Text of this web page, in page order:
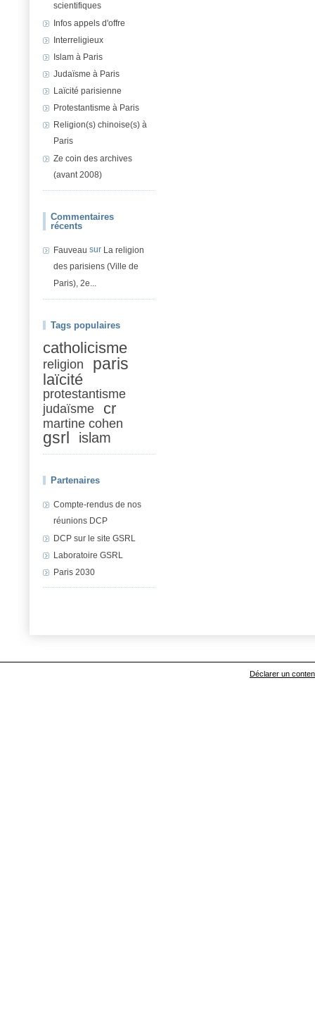
scientifiques
Infos appels d'offre
Interreligieux
Islam à Paris
Judaïsme à Paris
Laïcité parisienne
Protestantisme à Paris
Religion(s) chinoise(s) à
Paris
Ze coin des archives
(avant 2008)
Commentaires
récents
Fauveau sur La religion
des parisiens (Ville de
Paris), 2e...
Tags populaires
catholicisme
religion paris
laïcité
protestantisme
judaïsme
cr
martine cohen
gsrl islam
Partenaires
Compte-rendus de nos
réunions DCP
DCP sur le site GSRL
Laboratoire GSRL
Paris 2030
Déclarer un